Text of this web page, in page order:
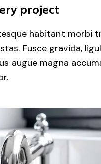
project
habitant morbi
Fusce gravida,
augue magna